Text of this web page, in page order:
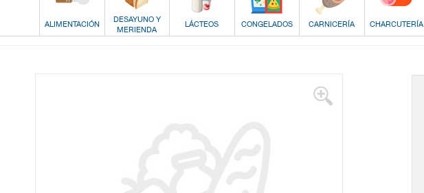
ALIMENTACIÓN
DESAYUNO Y
MERIENDA
LÁCTEOS CONGELADOS CARNICERÍA CHARCUTERÍA